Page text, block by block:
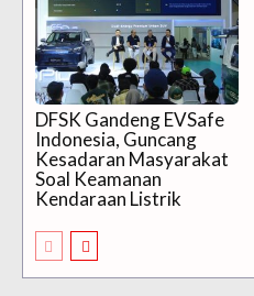
DFSK Gandeng EVSafe
Indonesia, Guncang
Kesadaran Masyarakat
Soal Keamanan
Kendaraan Listrik